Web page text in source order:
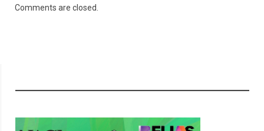
Comments are closed.